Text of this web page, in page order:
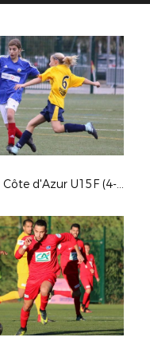
Inter-Districts Var - Côte d'Azur U15F (4-1, La Garde)